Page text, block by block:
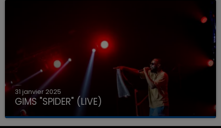
31 janvier 2025
GIMS "SPIDER" (LIVE)